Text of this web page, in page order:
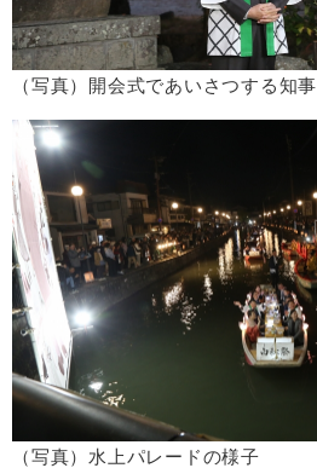
（写真）開会式であいさつする知事
（写真）水上パレードの様子